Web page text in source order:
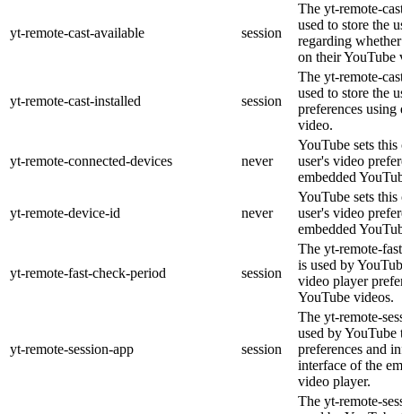
yt-remote-cast-available session
The yt-remote-
used to store the
regarding
on their YouTube
yt-remote-cast-installed session
The yt-remote-
used to store the
preferences using
video.
yt-remote-connected-devices never
YouTube sets
user's video
embedded
yt-remote-device-id never
YouTube sets
user's video
embedded
yt-remote-fast-check-period session
The yt-remote-
is used by
video player
YouTube videos.
yt-remote-session-app session
The yt-remote-
used by YouTube
preferences and
interface of the
video player.
The yt-remote-